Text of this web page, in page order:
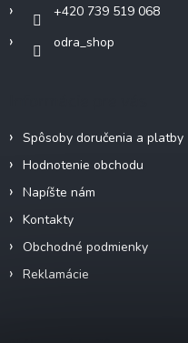
+420 739 519 068
odra_shop
Spôsoby doručenia a platby
Hodnotenie obchodu
Napíšte nám
Kontakty
Obchodné podmienky
Reklamácie